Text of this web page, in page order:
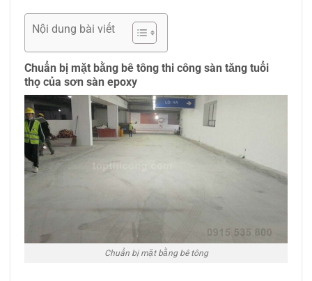
Nội dung bài viết
Chuẩn bị mặt bằng bê tông thi công sàn tăng tuổi
thọ của sơn sàn epoxy
Chuẩn bị mặt bằng bê tông